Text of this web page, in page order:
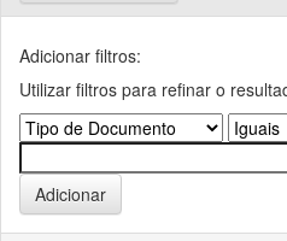
Adicionar filtros:
Utilizar filtros para refinar o